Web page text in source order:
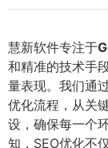
慧新软件专注于
和精准的技术手
量表现。我们通
优化流程，从关
设，确保每一个
知，SEO优化不